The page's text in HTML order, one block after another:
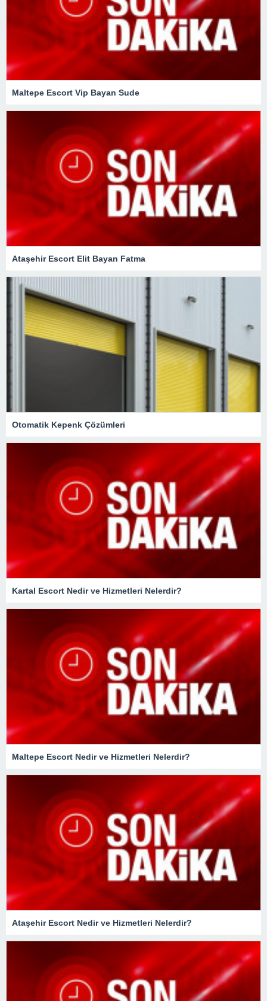
Maltepe Escort Vip Bayan Sude
Ataşehir Escort Elit Bayan Fatma
Otomatik Kepenk Çözümleri
Kartal Escort Nedir ve Hizmetleri Nelerdir?
Maltepe Escort Nedir ve Hizmetleri Nelerdir?
Ataşehir Escort Nedir ve Hizmetleri Nelerdir?